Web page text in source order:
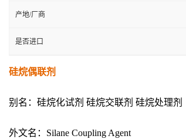
产地/厂商
是否进口
硅烷偶联剂
别名：硅烷化试剂 硅烷交联剂 硅烷处理剂
外文名：Silane Coupling Agent